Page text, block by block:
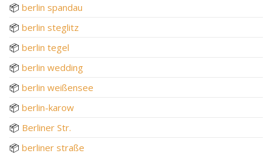
📦 berlin spandau
📦 berlin steglitz
📦 berlin tegel
📦 berlin wedding
📦 berlin weißensee
📦 berlin-karow
📦 Berliner Str.
📦 berliner straße